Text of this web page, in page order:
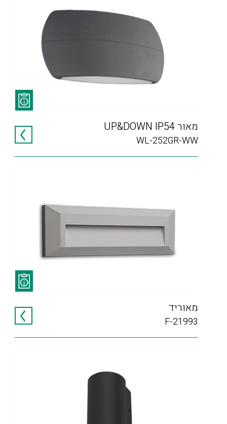
מאור UP&DOWN IP54
WL-252GR-WW
מאוריד
F-21993